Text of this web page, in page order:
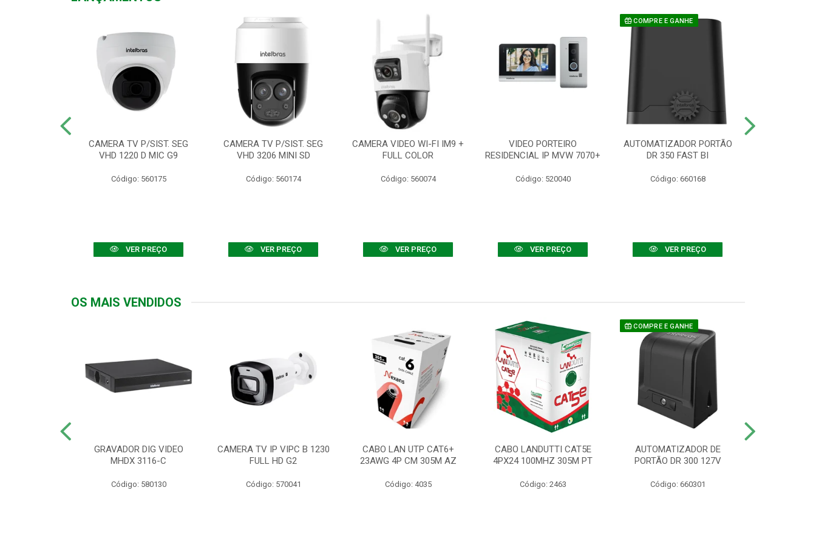
CAMERA TV P/SIST. SEG
VHD 1220 D MIC G9
Código: 560175
VER PREÇO
CAMERA TV P/SIST. SEG
VHD 3206 MINI SD
Código: 560174
VER PREÇO
CAMERA VIDEO WI-FI IM9 +
FULL COLOR
Código: 560074
VER PREÇO
VIDEO PORTEIRO
RESIDENCIAL IP MVW 7070+
Código: 520040
VER PREÇO
COMPRE E GANHE
AUTOMATIZADOR PORTÃO
DR 350 FAST BI
Código: 660168
VER PREÇO
OS MAIS VENDIDOS
GRAVADOR DIG VIDEO
MHDX 3116-C
Código: 580130
CAMERA TV IP VIPC B 1230
FULL HD G2
Código: 570041
CABO LAN UTP CAT6+
23AWG 4P CM 305M AZ
Código: 4035
CABO LANDUTTI CAT5E
4PX24 100MHZ 305M PT
Código: 2463
COMPRE E GANHE
AUTOMATIZADOR DE
PORTÃO DR 300 127V
Código: 660301